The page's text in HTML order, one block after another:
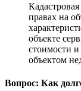
правах на
объекте
стоимости
объектом
Вопрос: Как